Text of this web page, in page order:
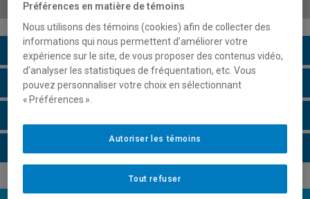
Description du cours
Horaire - Été 2026
Préférences en matière de témoins
Nous utilisons des témoins (cookies) afin de collecter des
informations qui nous permettent d’améliorer votre
expérience sur le site, de vous proposer des contenus vidéo,
d’analyser les statistiques de fréquentation, etc. Vous
pouvez personnaliser votre choix en sélectionnant
« Préférences ».
Tout refuser
Autoriser les témoins